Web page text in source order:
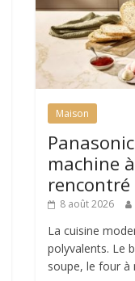
Maison
machine
rencontré
8 août 2026
La cuisine
polyvalents. Le
soupe, le four à